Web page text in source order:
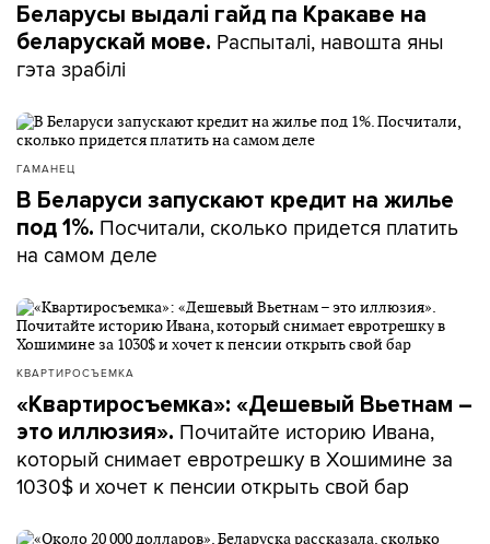
Беларусы выдалі гайд па Кракаве на
беларускай мове. Распыталі, навошта яны
гэта зрабілі
ГАМАНЕЦ
В Беларуси запускают кредит на жилье
под 1%. Посчитали, сколько придется платить
на самом деле
КВАРТИРОСЪЕМКА
«Квартиросъемка»: «Дешевый Вьетнам –
это иллюзия». Почитайте историю Ивана,
который снимает евротрешку в Хошимине за
1030$ и хочет к пенсии открыть свой бар